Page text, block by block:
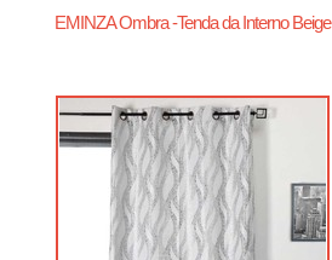
EMINZA Ombra -Tenda da Interno Beige